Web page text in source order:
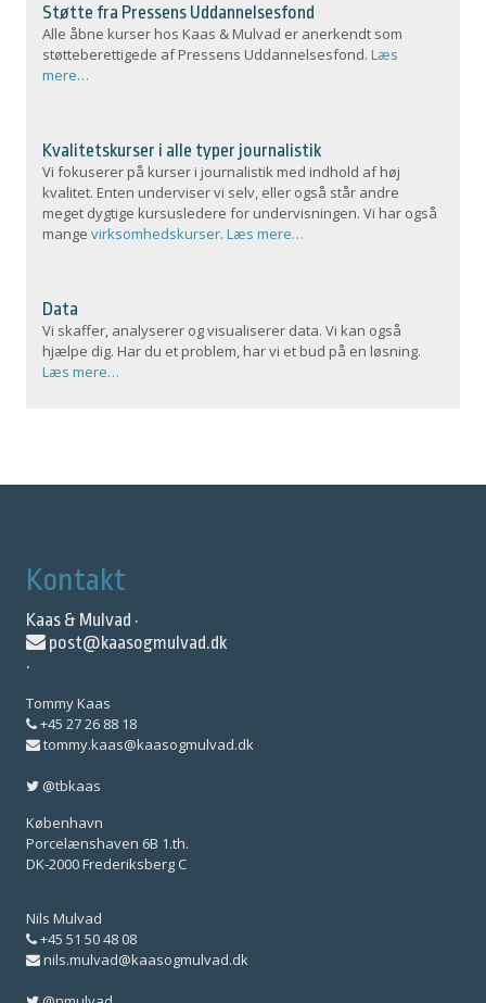
Støtte fra Pressens Uddannelsesfond
Alle åbne kurser hos Kaas & Mulvad er anerkendt som
støtteberettigede af Pressens Uddannelsesfond.Læs
mere…
Kvalitetskurser i alle typer journalistik
Vi fokuserer på kurser i journalistik med indhold af høj
kvalitet. Enten underviser vi selv, eller også står andre
meget dygtige kursusledere for undervisningen. Vi har også
mangevirksomhedskurser.Læs mere…
Data
Vi skaffer, analyserer og visualiserer data. Vi kan også
hjælpe dig. Har du et problem, har vi et bud på en løsning.
Læs mere…
Kontakt
Kaas & Mulvad ·
post@kaasogmulvad.dk
·
Tommy Kaas
+45 27 26 88 18
tommy.kaas@kaasogmulvad.dk
@tbkaas
København
Porcelænshaven 6B 1.th.
DK-2000 Frederiksberg C
Nils Mulvad
+45 51 50 48 08
nils.mulvad@kaasogmulvad.dk